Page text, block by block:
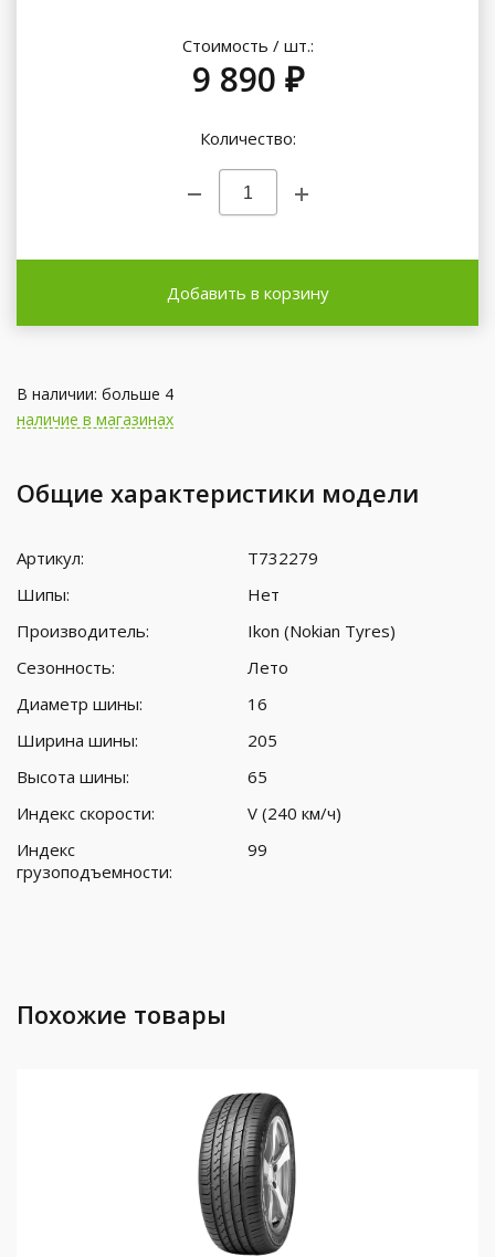
Стоимость / шт.:
9 890 ₽
Количество:
Добавить в корзину
В наличии: больше 4
наличие в магазинах
Общие характеристики модели
Артикул:
T732279
Шипы:
Нет
Производитель:
Ikon (Nokian Tyres)
Сезонность:
Лето
Диаметр шины:
16
Ширина шины:
205
Высота шины:
65
Индекс скорости:
V (240 км/ч)
Индекс
грузоподъемности:
99
Похожие товары